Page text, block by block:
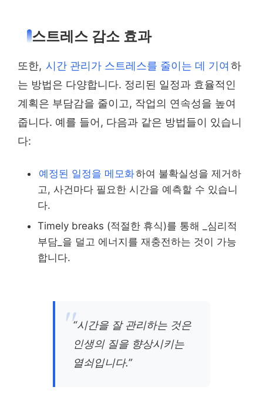
스트레스 감소 효과
또한, 시간 관리가 스트레스를 줄이는 데 기여 하
는 방법은 다양합니다. 정리된 일정과 효율적인
계획은 부담감을 줄이고, 작업의 연속성을 높여
줍니다. 예를 들어, 다음과 같은 방법들이 있습니
다:
예정된 일정을 메모화하여 불확실성을 제거하
고, 사건마다 필요한 시간을 예측할 수 있습니
다.
Timely breaks (적절한 휴식)를 통해 _심리적
부담_을 덜고 에너지를 재충전하는 것이 가능
합니다.
“시간을 잘 관리하는 것은
인생의 질을 향상시키는
열쇠입니다.”